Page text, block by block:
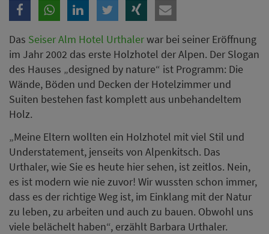
Das Seiser Alm Hotel Urthalerwar bei seiner Eröffnung
im Jahr 2002 das erste Holzhotel der Alpen. Der Slogan
des Hauses „designed by nature“ ist Programm: Die
Wände, Böden und Decken der Hotelzimmer und
Suiten bestehen fast komplett aus unbehandeltem
Holz.
„Meine Eltern wollten ein Holzhotel mit viel Stil und
Understatement, jenseits von Alpenkitsch. Das
Urthaler, wie Sie es heute hier sehen, ist zeitlos. Nein,
es ist modern wie nie zuvor! Wir wussten schon immer,
dass es der richtige Weg ist, im Einklang mit der Natur
zu leben, zu arbeiten und auch zu bauen. Obwohl uns
viele belächelt haben“, erzählt Barbara Urthaler.